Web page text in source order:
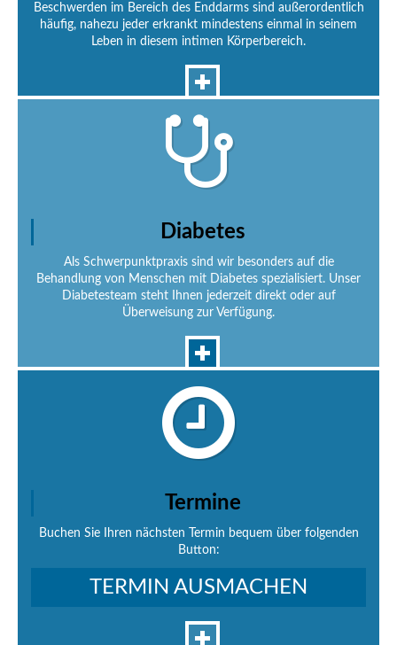
Beschwerden im Bereich des Enddarms sind außerordentlich
häufig, nahezu jeder erkrankt mindestens einmal in seinem
Leben in diesem intimen Körperbereich.
Diabetes
Als Schwerpunktpraxis sind wir besonders auf die
Behandlung von Menschen mit Diabetes spezialisiert. Unser
Diabetesteam steht Ihnen jederzeit direkt oder auf
Überweisung zur Verfügung.
Termine
Buchen Sie Ihren nächsten Termin bequem über folgenden
Button:
TERMIN AUSMACHEN